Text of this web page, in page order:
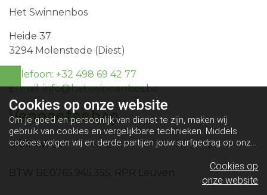
Het Swinnenbos
Heide 37
3294 Molenstede (Diest)
Telefoon: +32 498 69 42 77
E-mail: info@hetswinnenbos.be
Vennootschap
CARJAVI bv
BTW BE0765.945.355, RPR Leuven
Cookies op onze website
Om je goed en persoonlijk van dienst te zijn, maken wij
gebruik van cookies en vergelijkbare technieken. Middels
cookies volgen wij en derde partijen jouw surfgedrag op onze
en dit maakt het voor jou mogelijk om informatie te delen via
social media.Bekijk ons cookiebeleid
Cookies op
onze website